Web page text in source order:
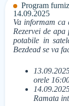
Program
14.09.2025
Va informam ca
Rezervei de
potabile in
Bezdead se va
orele
Ramata